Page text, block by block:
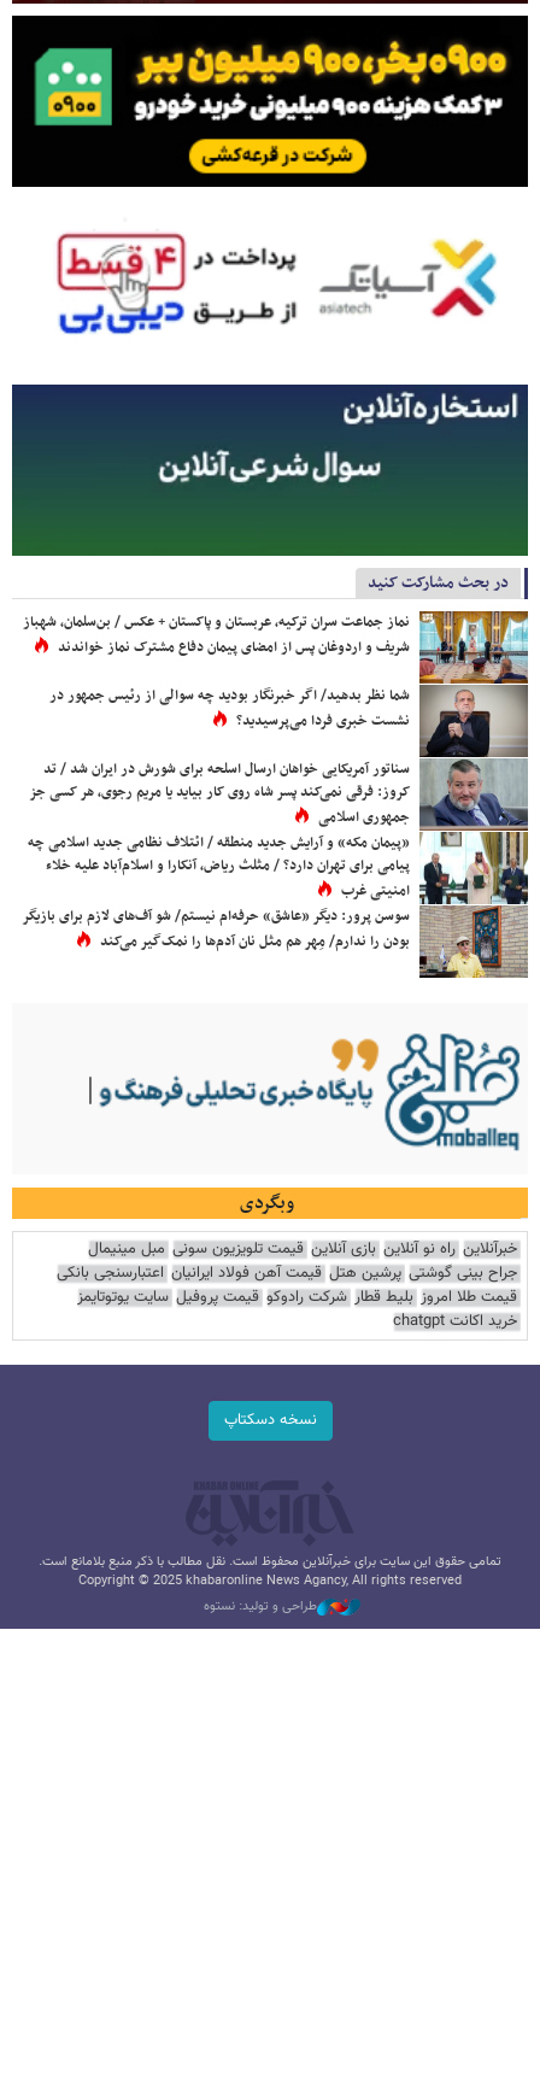
در بحث مشارکت کنید
نماز جماعت سران ترکیه، عربستان و پاکستان + عکس / بن‌سلمان، شهباز
شریف و اردوغان پس از امضای پیمان دفاع مشترک نماز خواندند
شما نظر بدهید/ اگر خبرنگار بودید چه سوالی از رئیس جمهور در
نشست خبری فردا می‌پرسیدید؟
سناتور آمریکایی خواهان ارسال اسلحه برای شورش در ایران شد / تد
کروز: فرقی نمی‌کند پسر شاه روی کار بیاید یا مریم رجوی، هر کسی جز
جمهوری اسلامی
«پیمان مکه» و آرایش جدید منطقه / ائتلاف نظامی جدید اسلامی چه
پیامی برای تهران دارد؟ / مثلث ریاض، آنکارا و اسلام‌آباد علیه خلاء
امنیتی غرب
سوسن پرور: دیگر «عاشق» حرفه‌ام نیستم/ شو آف‌های لازم برای بازیگر
بودن را ندارم/ مِهر هم مثل نان آدم‌ها را نمک‌گیر می‌کند
وبگردی
خبرآنلاین راه نو آنلاین بازی آنلاین قیمت تلویزیون سونی مبل مینیمال
جراح بینی گوشتی پرشین هتل قیمت آهن فولاد ایرانیان اعتبارسنجی بانکی
قیمت طلا امروز بلیط قطار شرکت رادوکو قیمت پروفیل سایت یوتوتایمز
خرید اکانت chatgpt
نسخه دسکتاپ
تمامی حقوق این سایت برای خبرآنلاین محفوظ است. نقل مطالب با ذکر منبع بلامانع است.
Copyright © 2025 khabaronline News Agancy, All rights reserved
طراحی و تولید: نستوه